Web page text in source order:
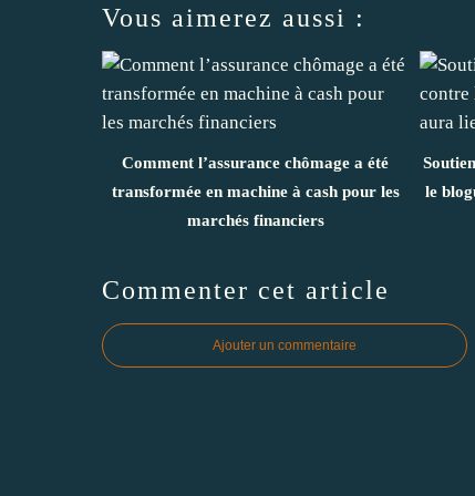
Vous aimerez aussi :
Comment l’assurance chômage a été
transformée en machine à cash pour les
marchés financiers
le
Commenter cet article
Ajouter un commentaire